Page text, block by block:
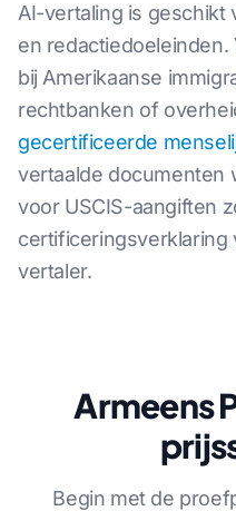
AI-vertaling is geschikt
en
bij Amerikaanse
rechtbanken of
gecertificeerde
vertaalde documenten
voor USCIS-aangiften
certificeringsverklaring
vertaler.
Armeens
Begin met de